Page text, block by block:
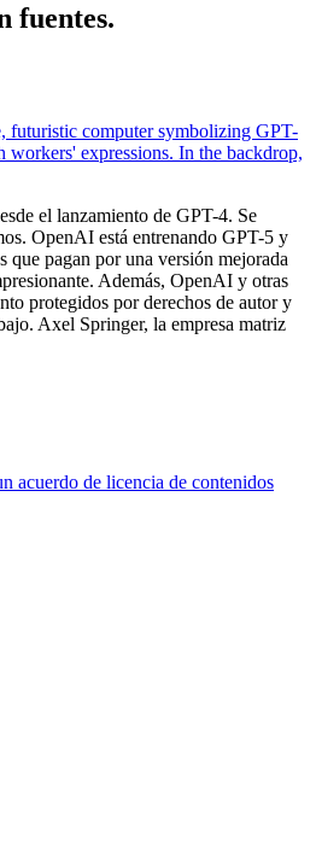
fuentes.
el lanzamiento de GPT-4. Se
OpenAI está entrenando GPT-5 y
que pagan por una versión mejorada
Además, OpenAI y otras
protegidos por derechos de autor y
Axel Springer, la empresa matriz
acuerdo de licencia de contenidos